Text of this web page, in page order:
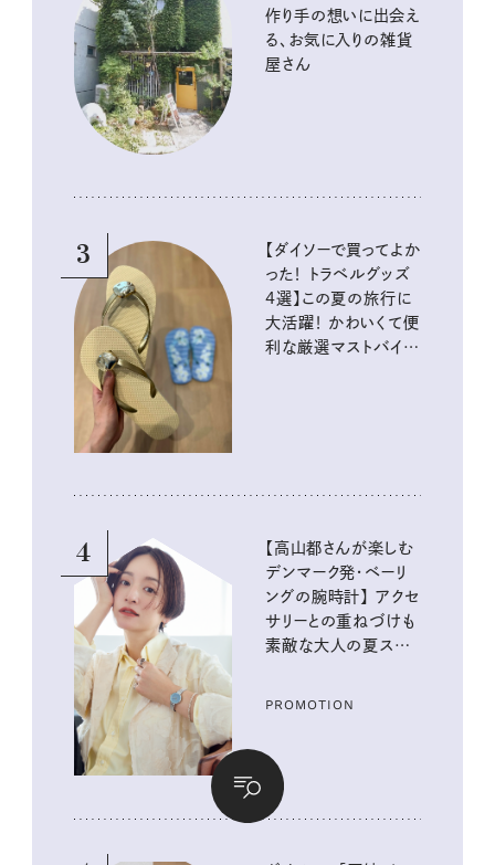
作り手の想いに出会え
る、お気に入りの雑貨
屋さん
3
【ダイソーで買ってよか
った！ トラベルグッズ
4選】この夏の旅行に
大活躍！ かわいくて便
利な厳選マストバイア
4
【高山都さんが楽しむ
デンマーク発・ベーリ
ングの腕時計】 アクセ
サリーとの重ねづけも
素敵な大人の夏スタイ
PROMOTION